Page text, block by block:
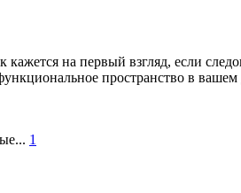
на первый взгляд, если
пространство в вашем
1